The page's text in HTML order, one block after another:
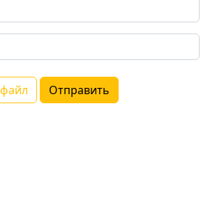
Отправить